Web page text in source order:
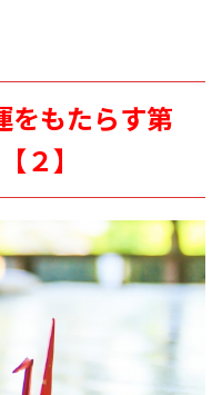
をもたらす第
２】